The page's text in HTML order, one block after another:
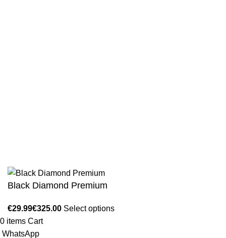
Black Diamond Premium
Select options
0 items Cart
WhatsApp